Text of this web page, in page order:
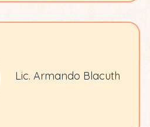
Lic. Armando Blacuth